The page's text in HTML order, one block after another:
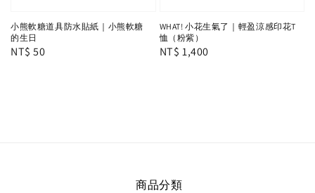
小熊軟糖道具防水貼紙｜小熊軟糖
的生日
Regular
NT$ 50
WHAT! 小花生氣了｜輕盈涼感印花T
恤（粉紫）
Regular
NT$ 1,400
商品分類